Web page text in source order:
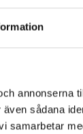
annonserna
sådana
samarbetar